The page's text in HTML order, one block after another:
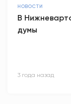
НОВОСТИ
В
думы
3 года назад